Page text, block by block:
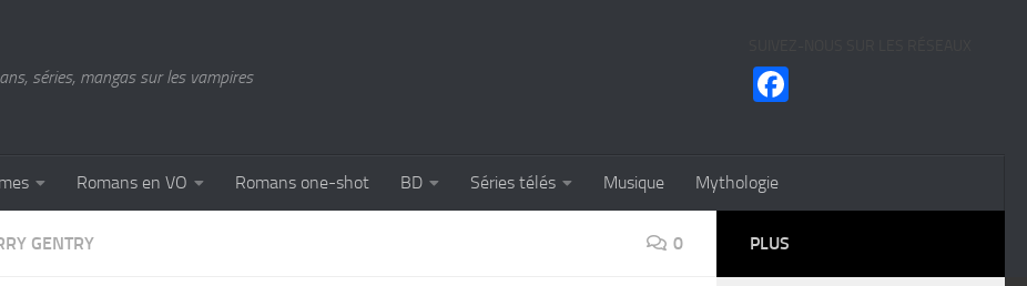
séries, mangas sur les vampires
Romans en VO Romans one-shot BD Séries télés Musique Mythologie
GENTRY 0 PLUS